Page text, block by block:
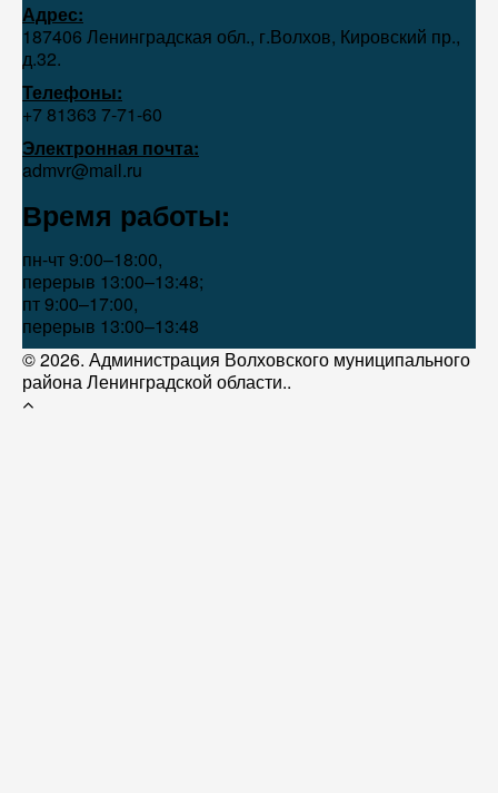
Адрес:
187406 Ленинградская обл., г.Волхов, Кировский пр.,
д.32.
Телефоны:
+7 81363 7‑71-60
Электронная почта:
admvr@mail.ru
Время работы:
пн-чт 9:00–18:00,
перерыв 13:00–13:48;
пт 9:00–17:00,
перерыв 13:00–13:48
© 2026. Администрация Волховского муниципального
района Ленинградской области..